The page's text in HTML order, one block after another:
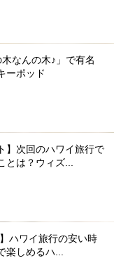
なんの木♪」で有名
ーポッド
】次回のハワイ旅行で
とは？ウィズ...
ハワイ旅行の安い時
楽しめるハ...